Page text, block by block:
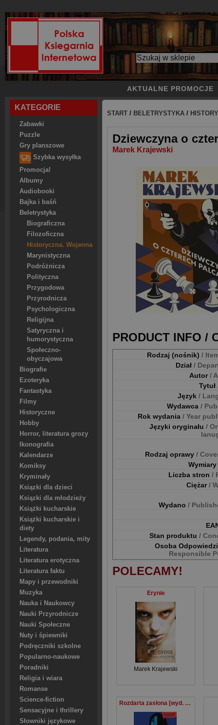
AKTUALNE PROMOCJE
KATEGORIE
Zabawki
Puzzle
Gry planszowe
Szybka wysyłka
Promocja!
Albumy
Audiobooki
Bajka i baśń
Beletrystyka
Biograficzna
Filozoficzna
Historyczna. Wojenna
Marynistyczna
Podróżnicza
Polityczna
Przygodowa
Przyrodnicza
Psychologiczna
Religijna
Satyryczna i
humorystyczna
Społeczno-
obyczajowa
Biografie
Ezoteryka
Fantastyka
Filmy
Historyczne
Hobby
Horror, literatura grozy
Ikonografia
Kalendarze
Komiksy
Kryminały
Ksiązki dla dzieci
Ksiązki dla młodzieży
Książki kucharskie
Książki kucharskie i
diety
Legendy, podania, mity
Literatura
Literatura erotyczna
Literatura faktu
Mapy i przewodniki
Muzyka
Nauka i Naukowcy
Nauki Przyrodnicze
Nauki Społeczne
Nuty i śpiewniki
Podręczniki szkolne
Popularno-naukowe
Poradniki
Religia i wiara
Romanse
Science-fiction
Sensacyjne i thrillery
Słowniki językowe
START / BELETRYSTYKA /
Dziewczyna o
Marek Krajewski
PRODUCT INFO /
Rodzaj (nośnik) /
Dział /
Autor/
Tytuł
Język /
Wydawca /
Rok wydania / Year
Języki oryginału /
Rodzaj oprawy /
Wymiary
Liczba stron /
Ciężar/
Wydano /
Stan produktu /
Osoba
Responsible
POLECAMY!
Erynie
Marek Krajewski
Rozdarta zasłona [wyd. 2025]